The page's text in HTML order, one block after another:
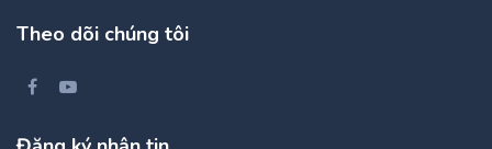
Theo dõi chúng tôi